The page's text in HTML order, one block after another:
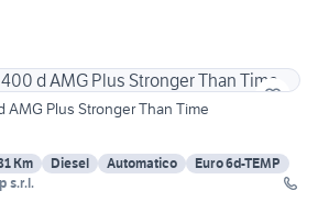
Plus Stronger Than Time
Km Diesel Automatico
Euro 6d-TEMP
s.r.l.